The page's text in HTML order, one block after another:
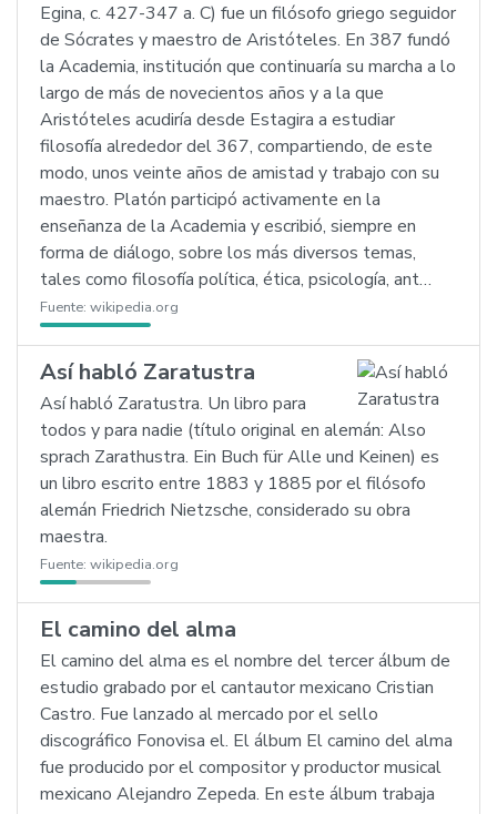
Egina, c. 427-347 a. C) fue un filósofo griego seguidor
de Sócrates y maestro de Aristóteles. En 387 fundó
la Academia, institución que continuaría su marcha a lo
largo de más de novecientos años y a la que
Aristóteles acudiría desde Estagira a estudiar
filosofía alrededor del 367, compartiendo, de este
modo, unos veinte años de amistad y trabajo con su
maestro. Platón participó activamente en la
enseñanza de la Academia y escribió, siempre en
forma de diálogo, sobre los más diversos temas,
tales como filosofía política, ética, psicología, ant…
Fuente: wikipedia.org
Así habló Zaratustra
Así habló Zaratustra. Un libro para
todos y para nadie (título original en alemán: Also
sprach Zarathustra. Ein Buch für Alle und Keinen) es
un libro escrito entre 1883 y 1885 por el filósofo
alemán Friedrich Nietzsche, considerado su obra
maestra.
Fuente: wikipedia.org
El camino del alma
El camino del alma es el nombre del tercer álbum de
estudio grabado por el cantautor mexicano Cristian
Castro. Fue lanzado al mercado por el sello
discográfico Fonovisa el. El álbum El camino del alma
fue producido por el compositor y productor musical
mexicano Alejandro Zepeda. En este álbum trabaja